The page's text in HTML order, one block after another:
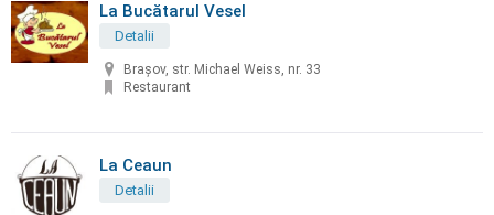
La Bucătarul Vesel
Detalii
Braşov, str. Michael Weiss, nr. 33
Restaurant
La Ceaun
Detalii